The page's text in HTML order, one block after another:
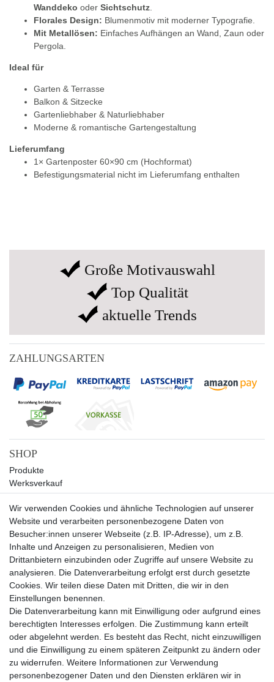
Wanddeko oder Sichtschutz
Florales Design: Blumenmotiv mit moderner Typografie.
Mit Metallösen: Einfaches Aufhängen an Wand, Zaun oder
Pergola.
Ideal für
Garten & Terrasse
Balkon & Sitzecke
Gartenliebhaber & Naturliebhaber
Moderne & romantische Gartengestaltung
Lieferumfang
1× Gartenposter 60×90 cm (Hochformat)
Befestigungsmaterial nicht im Lieferumfang enthalten
Große Motivauswahl
Top Qualität
aktuelle Trends
ZAHLUNGSARTEN
SHOP
Produkte
Werksverkauf
Sale
UNTERNEHMEN
Über uns
Kontakt
SERVICE
Versand
Zahlung
Hilfe
RECHTLICHES
Widerrufsrecht
Widerrufsformular
Impressum
Wir verwenden Cookies und ähnliche Technologien auf unserer
Website und verarbeiten personenbezogene Daten von
Besucher:innen unserer Webseite (z.B. IP-Adresse), um z.B.
Inhalte und Anzeigen zu personalisieren, Medien von
Drittanbietern einzubinden oder Zugriffe auf unsere Website zu
analysieren. Die Datenverarbeitung erfolgt erst durch gesetzte
Cookies. Wir teilen diese Daten mit Dritten, die wir in den
Einstellungen benennen.
Die Datenverarbeitung kann mit Einwilligung oder aufgrund eines
berechtigten Interesses erfolgen. Die Zustimmung kann erteilt
oder abgelehnt werden. Es besteht das Recht, nicht einzuwilligen
und die Einwilligung zu einem späteren Zeitpunkt zu ändern oder
zu widerrufen. Weitere Informationen zur Verwendung
personenbezogener Daten und den Diensten erklären wir in